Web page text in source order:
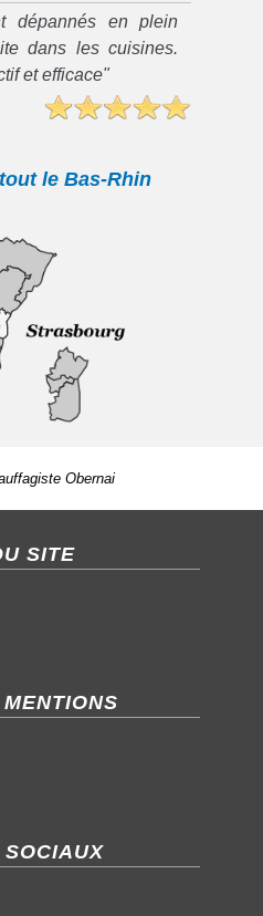
dépannés en plein
dans les cuisines.
et efficace"
le Bas-Rhin
Obernai
SITE